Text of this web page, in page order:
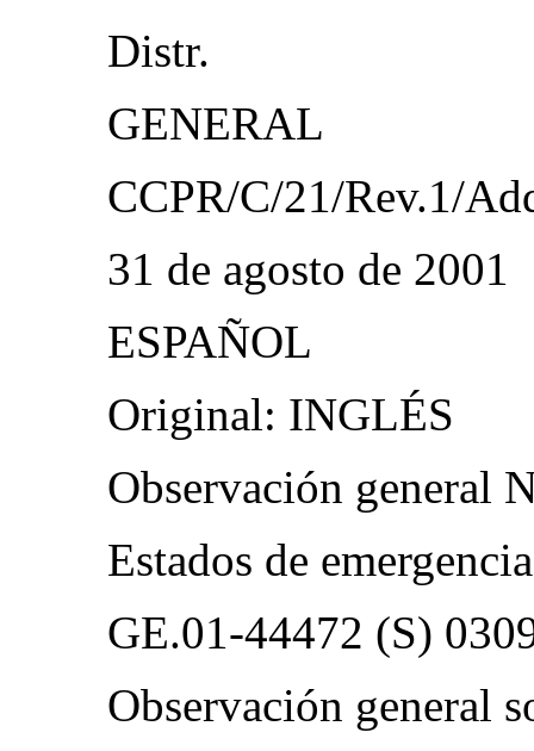
Distr.
GENERAL
CCPR/C/21/Rev.1/
31 de agosto de 2001
ESPAÑOL
Original: INGLÉS
Observación general
Estados de
GE.01-44472 (S)
Observación general